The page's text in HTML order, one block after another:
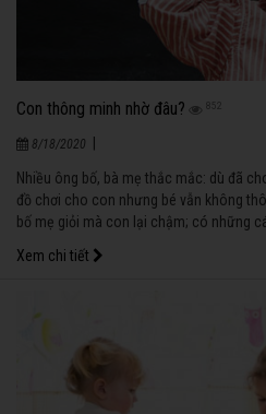
Con thông minh nhờ đâu? 852
8/18/2020
Nhiều ông bố, bà mẹ thắc mắc: dù đã
đồ chơi cho con nhưng bé vẫn không
bố mẹ giỏi mà con lại chậm; có những
Xem chi tiết